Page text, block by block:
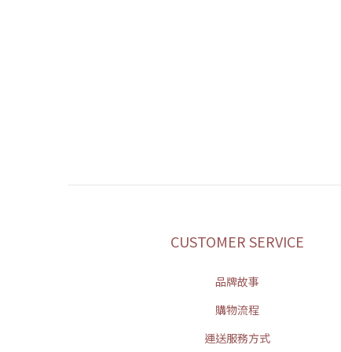
CUSTOMER SERVICE
品牌故事
購物流程
運送服務方式